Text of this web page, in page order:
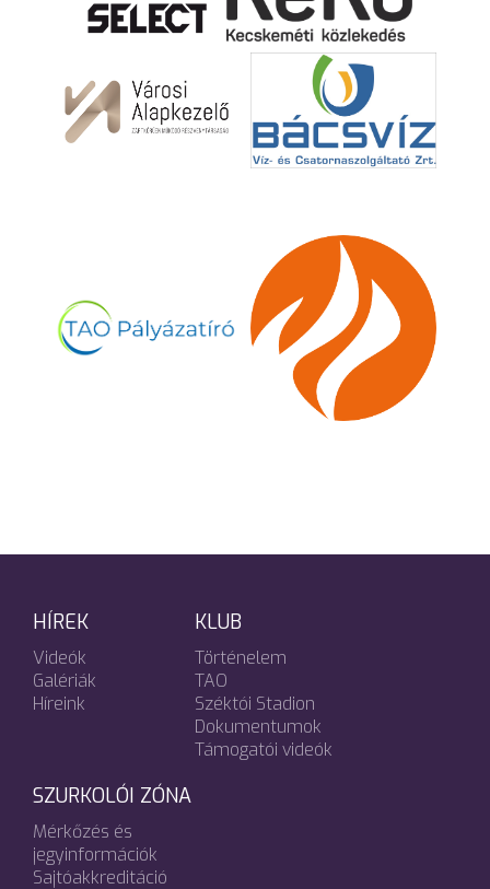
HÍREK
Videók
Galériák
Híreink
KLUB
Történelem
TAO
Széktói Stadion
Dokumentumok
Támogatói videók
SZURKOLÓI ZÓNA
Mérkőzés és
jegyinformációk
Sajtóakkreditáció